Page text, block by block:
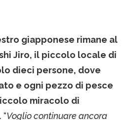
giapponese rimane al
Jiro, il piccolo locale di
dieci persone, dove
e ogni pezzo di pesce
miracolo di
“Voglio continuare ancora